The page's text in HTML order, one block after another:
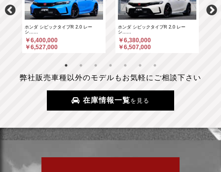
ホンダ シビックタイプR 2.0 レー
シ……
￥6,400,000
￥6,527,000
ホンダ シビックタイプR 2.0 レー
シ……
￥6,380,000
￥6,507,000
弊社販売車種以外のモデルもお気軽にご相談下さい
在庫情報一覧を見る